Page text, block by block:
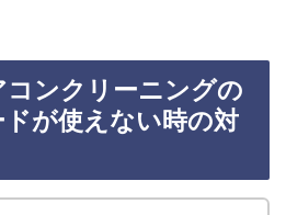
コンクリーニングの
が使えない時の対